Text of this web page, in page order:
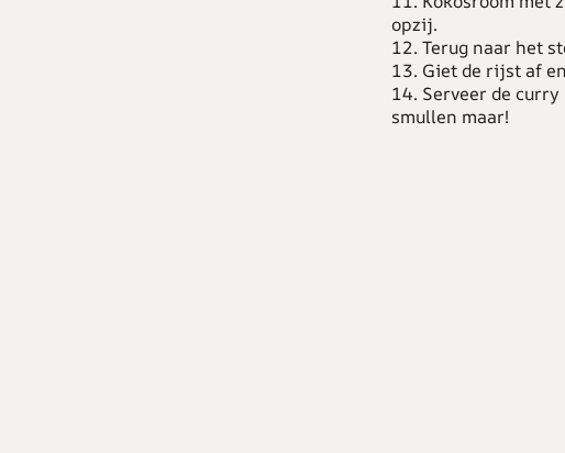
opzij.
12. Terug naar het
13. Giet de rijst af
14. Serveer de
smullen maar!